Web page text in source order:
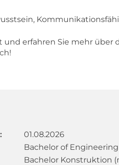
und erfahren Sie mehr
01.08.2026
Bachelor of Engineering
Bachelor Konstruktion